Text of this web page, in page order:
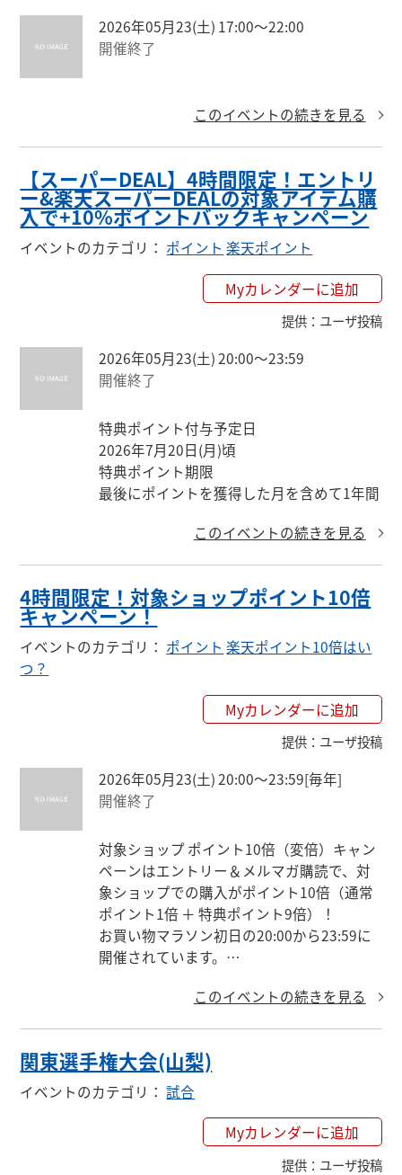
2026年05月23(土) 17:00〜22:00
開催終了
このイベントの続きを見る
【スーパーDEAL】4時間限定！エントリ
ー&楽天スーパーDEALの対象アイテム購
入で+10%ポイントバックキャンペーン
イベントのカテゴリ ： ポイント 楽天ポイント
Myカレンダーに追加
提供： ユーザ投稿
2026年05月23(土) 20:00〜23:59
開催終了
特典ポイント付与予定日
2026年7月20日(月)頃
特典ポイント期限
最後にポイントを獲得した月を含めて1年間
このイベントの続きを見る
4時間限定！対象ショップポイント10倍
キャンペーン！
イベントのカテゴリ ： ポイント 楽天ポイント10倍はい
つ？
Myカレンダーに追加
提供： ユーザ投稿
2026年05月23(土) 20:00〜23:59[毎年]
開催終了
対象ショップ ポイント10倍（変倍）キャン
ペーンはエントリー＆メルマガ購読で、対
象ショップでの購入がポイント10倍（通常
ポイント1倍 ＋ 特典ポイント9倍）！
お買い物マラソン初日の20:00から23:59に
開催されています。
このイベントの続きを見る
関東選手権大会(山梨)
イベントのカテゴリ ： 試合
Myカレンダーに追加
提供： ユーザ投稿